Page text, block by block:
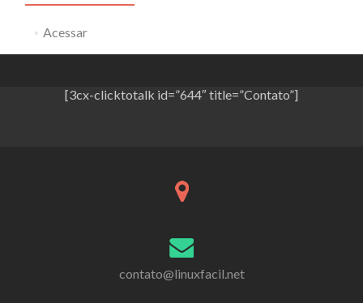
Acessar
[3cx-clicktotalk id=”644″ title=”Contato”]
contato@linuxfacil.net